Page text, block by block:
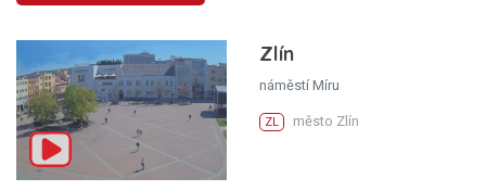
Zlín
náměstí Míru
ZL město Zlín